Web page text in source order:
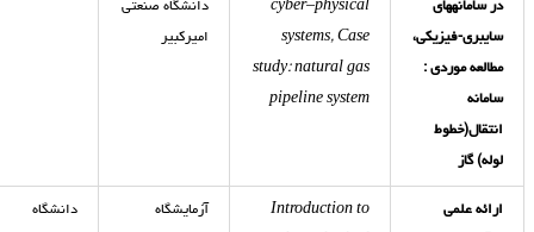
در سامانه‏های
سایبری-فیزیکی،
مطالعه موردی :
سامانه
انتقال(خطوط
لوله) گاز
cyber–physical
systems, Case
study: natural gas
pipeline system
دانشگاه صنعتی
امیرکبیر
ارائه علمی
Introduction to
آزمایشگاه
دانشگاه